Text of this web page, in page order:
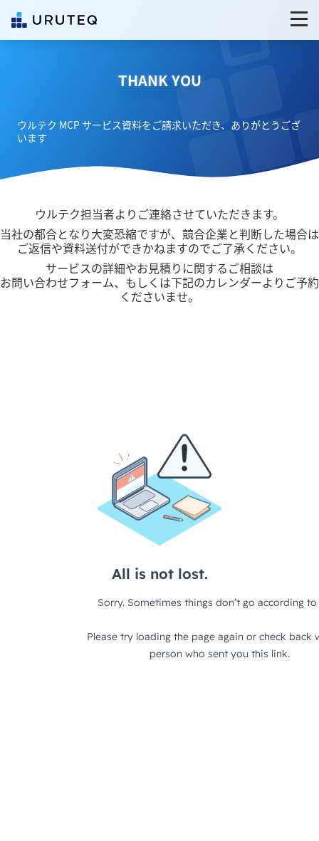
THANK YOU
ウルテク MCP サービス資料をご請求いただき、ありがとうござ
います
ウルテク担当者よりご連絡させていただきます。
当社の都合となり大変恐縮ですが、競合企業と判断した場合は
ご返信や資料送付ができかねますのでご了承ください。
サービスの詳細やお見積りに関するご相談は
お問い合わせフォーム、もしくは下記のカレンダーよりご予約
くださいませ。